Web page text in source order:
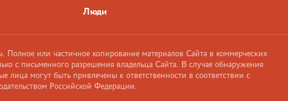
Люди
Полное или частичное копирование материалов Сайта в коммерческих
с письменного разрешения владельца Сайта. В случае обнаружения
лица могут быть привлечены к ответственности в соответствии с
Российской Федерации.